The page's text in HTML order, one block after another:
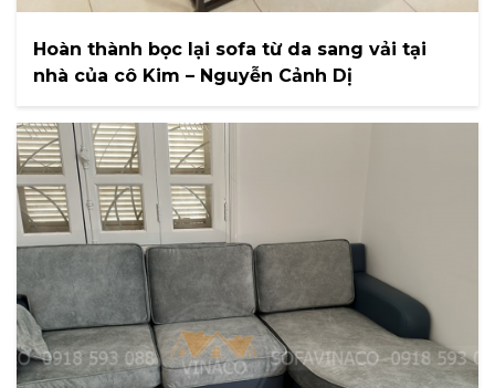
Hoàn thành bọc lại sofa từ da sang vải tại
nhà của cô Kim – Nguyễn Cảnh Dị